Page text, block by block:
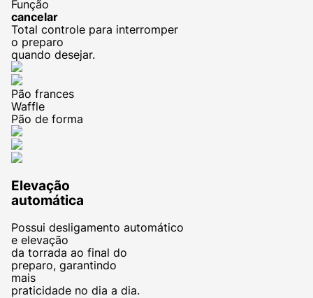
Função
cancelar
Total controle para interromper
o preparo
quando desejar.
Pão frances
Waffle
Pão de forma
Elevação
automática
Possui desligamento automático
e elevação
da torrada ao final do
preparo, garantindo
mais
praticidade no dia a dia.